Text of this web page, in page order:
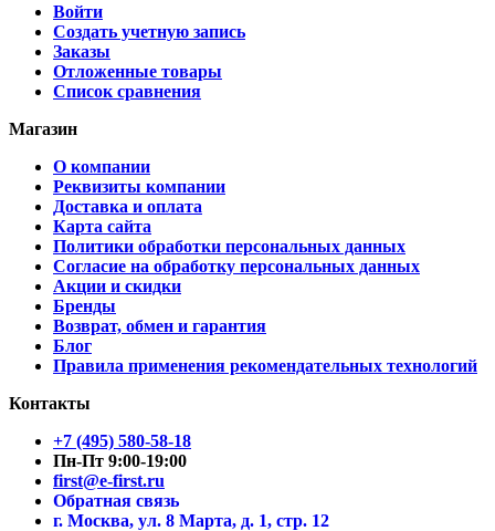
Войти
Создать учетную запись
Заказы
Отложенные товары
Список сравнения
Магазин
О компании
Реквизиты компании
Доставка и оплата
Карта сайта
Политики обработки персональных данных
Согласие на обработку персональных данных
Акции и скидки
Бренды
Возврат, обмен и гарантия
Блог
Правила применения рекомендательных технологий
Контакты
+7 (495) 580-58-18
Пн-Пт 9:00-19:00
first@e-first.ru
Обратная связь
г. Москва, ул. 8 Марта, д. 1, стр. 12